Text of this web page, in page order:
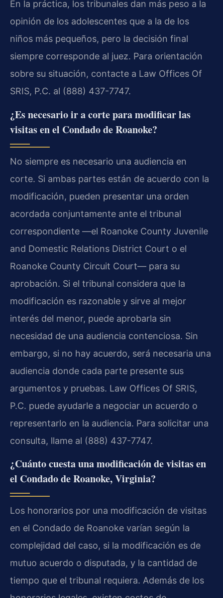
En la práctica, los tribunales dan más peso a la
opinión de los adolescentes que a la de los
niños más pequeños, pero la decisión final
siempre corresponde al juez. Para orientación
sobre su situación, contacte a Law Offices Of
SRIS, P.C. al (888) 437-7747.
¿Es necesario ir a corte para modificar las
visitas en el Condado de Roanoke?
No siempre es necesario una audiencia en
corte. Si ambas partes están de acuerdo con la
modificación, pueden presentar una orden
acordada conjuntamente ante el tribunal
correspondiente —el Roanoke County Juvenile
and Domestic Relations District Court o el
Roanoke County Circuit Court— para su
aprobación. Si el tribunal considera que la
modificación es razonable y sirve al mejor
interés del menor, puede aprobarla sin
necesidad de una audiencia contenciosa. Sin
embargo, si no hay acuerdo, será necesaria una
audiencia donde cada parte presente sus
argumentos y pruebas. Law Offices Of SRIS,
P.C. puede ayudarle a negociar un acuerdo o
representarlo en la audiencia. Para solicitar una
consulta, llame al (888) 437-7747.
¿Cuánto cuesta una modificación de visitas en
el Condado de Roanoke, Virginia?
Los honorarios por una modificación de visitas
en el Condado de Roanoke varían según la
complejidad del caso, si la modificación es de
mutuo acuerdo o disputada, y la cantidad de
tiempo que el tribunal requiera. Además de los